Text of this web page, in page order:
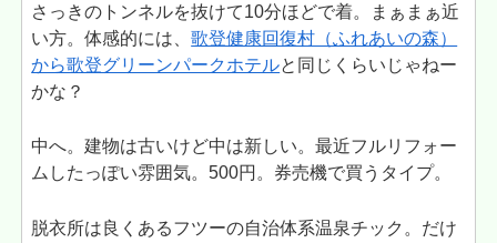
さっきのトンネルを抜けて10分ほどで着。まぁまぁ近
い方。体感的には、歌登健康回復村（ふれあいの森）
から歌登グリーンパークホテルと同じくらいじゃねー
かな？
中へ。建物は古いけど中は新しい。最近フルリフォー
ムしたっぽい雰囲気。500円。券売機で買うタイプ。
脱衣所は良くあるフツーの自治体系温泉チック。だけ